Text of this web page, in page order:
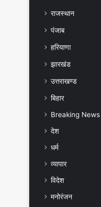
राजस्थान
पंजाब
हरियाणा
झारखंड
उत्तराखण्ड
बिहार
Breaking News
देश
धर्म
व्यापार
विदेश
मनोरंजन